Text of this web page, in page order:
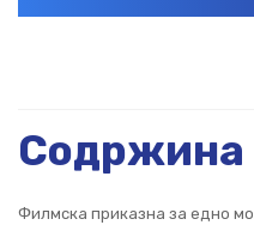
Содржина
Филмска приказна за едно